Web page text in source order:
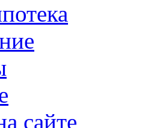
сайте